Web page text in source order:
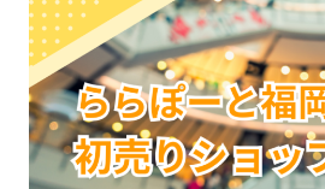
福岡の 暮らし情報
福岡の教育・子育て情報
福岡のビジネス情報